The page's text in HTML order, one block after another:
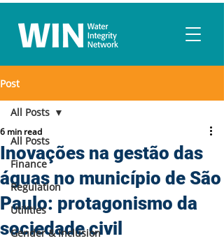
Post
All Posts
Finance
Regulation
Utilities
Gender & Inclusion
All Posts
Inovações na gestão das
águas no município de São
Paulo: protagonismo da
sociedade civil
6 min read